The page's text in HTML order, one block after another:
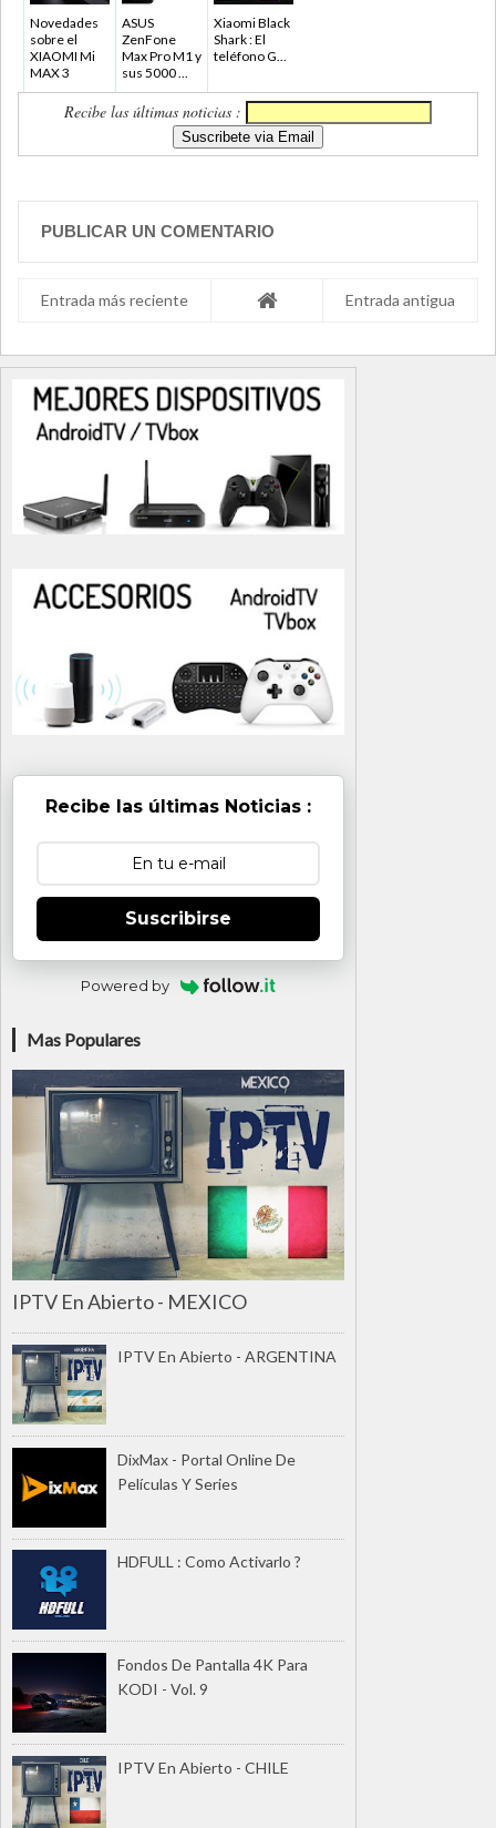
Novedades
sobre el
XIAOMI Mi
MAX 3
ASUS
ZenFone
Max Pro M1 y
sus 5000 ...
Xiaomi Black
Shark : El
teléfono G...
Recibe las últimas noticias :
PUBLICAR UN COMENTARIO
Entrada más reciente Entrada antigua
Recibe las últimas Noticias :
Suscribirse
Powered by
Mas Populares
IPTV En Abierto - MEXICO
IPTV En Abierto - ARGENTINA
DixMax - Portal Online De
Películas Y Series
HDFULL : Como Activarlo ?
Fondos De Pantalla 4K Para
KODI - Vol. 9
IPTV En Abierto - CHILE